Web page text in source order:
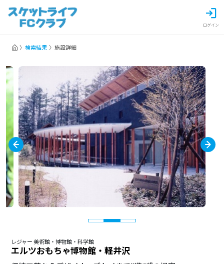
ログイン
検索結果 施設詳細
レジャー 美術館・博物館・科学館
エルツおもちゃ博物館・軽井沢